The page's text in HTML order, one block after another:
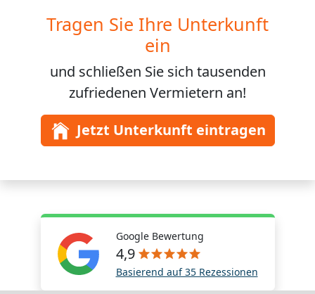
Tragen Sie Ihre Unterkunft
ein
und schließen Sie sich tausenden
zufriedenen Vermietern an!
Jetzt Unterkunft eintragen
Google Bewertung
4,9
Basierend auf 35 Rezessionen